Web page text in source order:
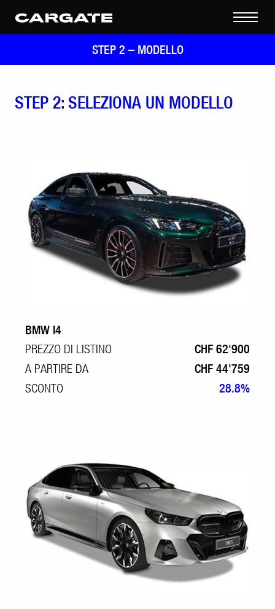
STEP 2 – MODELLO
STEP 2: SELEZIONA UN MODELLO
BMW I4
PREZZO DI LISTINO
CHF 62'900
A PARTIRE DA
CHF 44'759
SCONTO
28.8%